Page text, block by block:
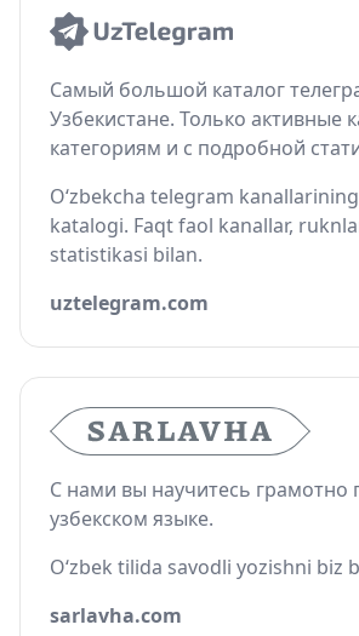
Самый большой каталог
Узбекистане. Только активные
категориям и с подробной
O‘zbekcha telegram
katalogi. Faqt faol kanallar,
statistikasi bilan.
uztelegram.com
С нами вы научитесь грамотно
узбекском языке.
O‘zbek tilida savodli yozishni biz
sarlavha.com